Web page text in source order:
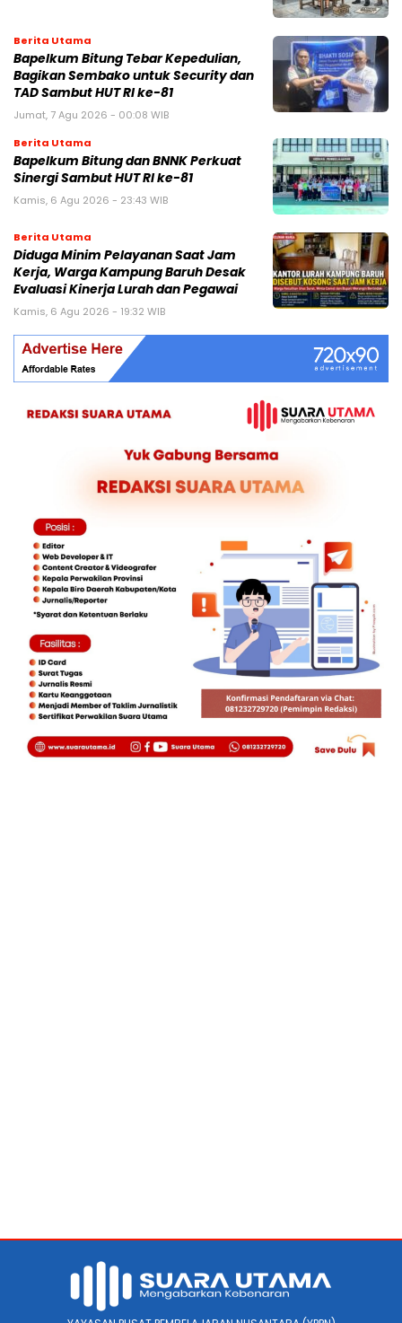
Berita Utama
Bapelkum Bitung Tebar Kepedulian,
Bagikan Sembako untuk Security dan
TAD Sambut HUT RI ke-81
Jumat, 7 Agu 2026 - 00:08 WIB
Berita Utama
Bapelkum Bitung dan BNNK Perkuat
Sinergi Sambut HUT RI ke-81
Kamis, 6 Agu 2026 - 23:43 WIB
Berita Utama
Diduga Minim Pelayanan Saat Jam
Kerja, Warga Kampung Baruh Desak
Evaluasi Kinerja Lurah dan Pegawai
Kamis, 6 Agu 2026 - 19:32 WIB